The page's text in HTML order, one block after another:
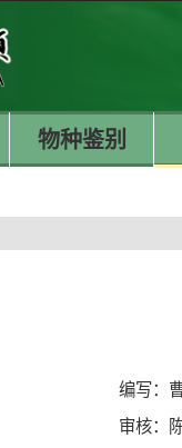
物种鉴别
编写：
审核：